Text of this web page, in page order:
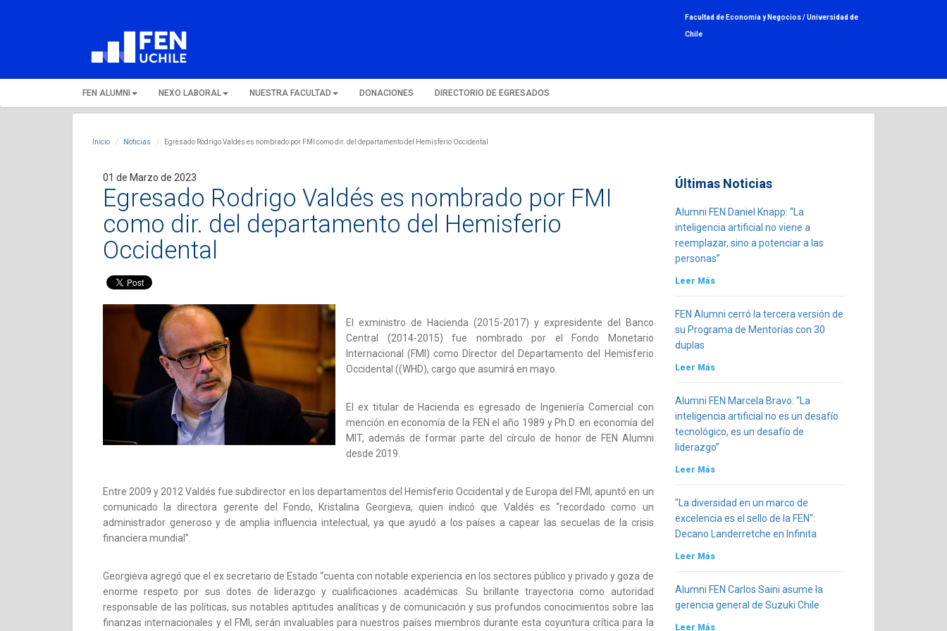
Facultad de Economía y Negocios /Universidad de
Chile
FEN ALUMNI NEXO LABORAL NUESTRA FACULTAD DONACIONES DIRECTORIO DE EGRESADOS
Inicio Noticias Egresado Rodrigo Valdés es nombrado por FMI como dir. del departamento del Hemisferio Occidental
01 de Marzo de 2023
Egresado Rodrigo Valdés es nombrado por FMI
como dir. del departamento del Hemisferio
Occidental
El exministro de Hacienda (2015-2017) y expresidente del Banco
Central (2014-2015) fue nombrado por el Fondo Monetario
Internacional (FMI) como Director del Departamento del Hemisferio
Occidental ((WHD), cargo que asumirá en mayo.
El ex titular de Hacienda es egresado de Ingeniería Comercial con
mención en economía de la FEN el año 1989 y Ph.D. en economía del
MIT, además de formar parte del círculo de honor de FEN Alumni
desde 2019.
Entre 2009 y 2012 Valdés fue subdirector en los departamentos del Hemisferio Occidental y de Europa del FMI, apuntó en un
comunicado la directora gerente del Fondo, Kristalina Georgieva, quien indicó que Valdés es “recordado como un
administrador generoso y de amplia influencia intelectual, ya que ayudó a los países a capear las secuelas de la crisis
financiera mundial”.
Georgieva agregó que el ex secretario de Estado “cuenta con notable experiencia en los sectores público y privado y goza de
enorme respeto por sus dotes de liderazgo y cualificaciones académicas. Su brillante trayectoria como autoridad
responsable de las políticas, sus notables aptitudes analíticas y de comunicación y sus profundos conocimientos sobre las
finanzas internacionales y el FMI, serán invaluables para nuestros países miembros durante esta coyuntura crítica para la
Últimas Noticias
Alumni FEN Daniel Knapp: “La
inteligencia artificial no viene a
reemplazar, sino a potenciar a las
personas”
Leer Más
FEN Alumni cerró la tercera versión de
su Programa de Mentorías con 30
duplas
Leer Más
Alumni FEN Marcela Bravo: “La
inteligencia artificial no es un desafío
tecnológico, es un desafío de
liderazgo”
Leer Más
"La diversidad en un marco de
excelencia es el sello de la FEN":
Decano Landerretche en Infinita
Leer Más
Alumni FEN Carlos Saini asume la
gerencia general de Suzuki Chile
Leer Más